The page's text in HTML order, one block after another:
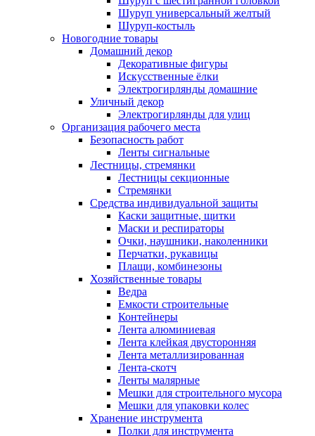
Шуруп универсальный желтый
Шуруп-костыль
Новогодние товары
Домашний декор
Декоративные фигуры
Искусственные ёлки
Электрогирлянды домашние
Уличный декор
Электрогирлянды для улиц
Организация рабочего места
Безопасность работ
Ленты сигнальные
Лестницы, стремянки
Лестницы секционные
Стремянки
Средства индивидуальной защиты
Каски защитные, щитки
Маски и респираторы
Очки, наушники, наколенники
Перчатки, рукавицы
Плащи, комбинезоны
Хозяйственные товары
Ведра
Емкости строительные
Контейнеры
Лента алюминиевая
Лента клейкая двусторонняя
Лента металлизированная
Лента-скотч
Ленты малярные
Мешки для строительного мусора
Мешки для упаковки колес
Хранение инструмента
Полки для инструмента